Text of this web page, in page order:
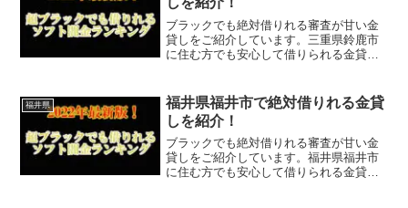
ブラックでも絶対借りれる審査が甘い金
貸しをご紹介しています。三重県鈴鹿市
に住む方でも安心して借りられる金貸し
はなく、国または三重県鈴鹿市で貸金業
登録をしている正規の金貸し...
福井県
福井県福井市で絶対借りれる金貸
しを紹介！
ブラックでも絶対借りれる審査が甘い金
貸しをご紹介しています。福井県福井市
に住む方でも安心して借りられる金貸し